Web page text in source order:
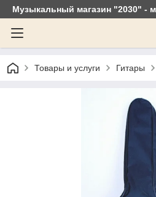
Музыкальный магазин "2030" -
Товары и услуги Гитары